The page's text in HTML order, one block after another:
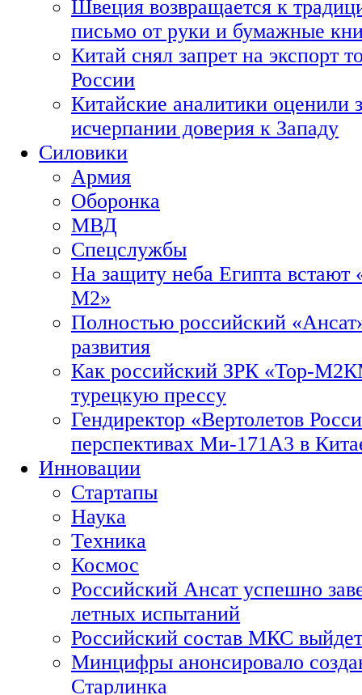
Швеция возвращается к
письмо от руки и бумажные
Китай снял запрет на экспорт
России
Китайские аналитики оценили
исчерпании доверия к Западу
Силовики
Армия
Оборонка
МВД
Спецслужбы
На защиту неба Египта встают
М2»
Полностью российский
развития
Как российский ЗРК «Тор-
турецкую прессу
Гендиректор «Вертолетов
перспективах Ми-171А3 в
Инновации
Стартапы
Наука
Техника
Космос
Российский Ансат успешно
летных испытаний
Российский состав МКС
Минцифры анонсировало
Старлинка